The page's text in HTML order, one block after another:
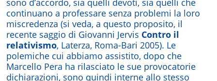
continuano a professare senza problemi la loro
miscredenza (si veda, a questo proposito, il
recente saggio di Giovanni Jervis Contro il
relativismo, Laterza, Roma-Bari 2005). Le
polemiche cui abbiamo assistito, dopo che
Marcello Pera ha rilasciato le sue provocatorie
dichiarazioni, sono quindi interne allo stesso